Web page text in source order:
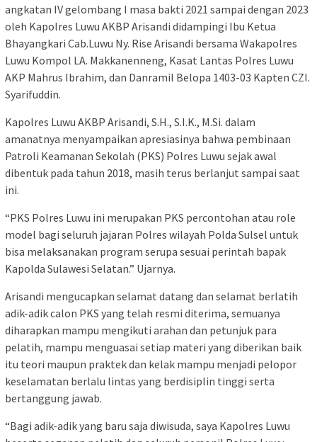
angkatan IV gelombang I masa bakti 2021 sampai dengan 2023
oleh Kapolres Luwu AKBP Arisandi didampingi Ibu Ketua
Bhayangkari Cab.Luwu Ny. Rise Arisandi bersama Wakapolres
Luwu Kompol LA. Makkanenneng, Kasat Lantas Polres Luwu
AKP Mahrus Ibrahim, dan Danramil Belopa 1403-03 Kapten CZI.
Syarifuddin.
Kapolres Luwu AKBP Arisandi, S.H., S.I.K., M.Si. dalam
amanatnya menyampaikan apresiasinya bahwa pembinaan
Patroli Keamanan Sekolah (PKS) Polres Luwu sejak awal
dibentuk pada tahun 2018, masih terus berlanjut sampai saat
ini.
“PKS Polres Luwu ini merupakan PKS percontohan atau role
model bagi seluruh jajaran Polres wilayah Polda Sulsel untuk
bisa melaksanakan program serupa sesuai perintah bapak
Kapolda Sulawesi Selatan.” Ujarnya.
Arisandi mengucapkan selamat datang dan selamat berlatih
adik-adik calon PKS yang telah resmi diterima, semuanya
diharapkan mampu mengikuti arahan dan petunjuk para
pelatih, mampu menguasai setiap materi yang diberikan baik
itu teori maupun praktek dan kelak mampu menjadi pelopor
keselamatan berlalu lintas yang berdisiplin tinggi serta
bertanggung jawab.
“Bagi adik-adik yang baru saja diwisuda, saya Kapolres Luwu